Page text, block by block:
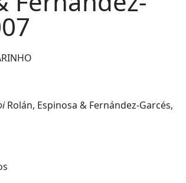
Rolán, Espinosa & Fernández-Garcés,